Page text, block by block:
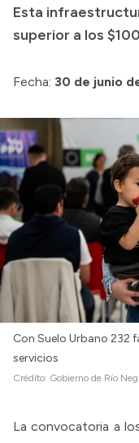
Esta
superior a los
Fecha: 30 de junio
Con Suelo Urbano 232
servicios
Crédito: Gobierno de Río
La convocatoria a